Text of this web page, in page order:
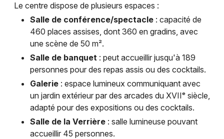
Magazine à Vannes
56 - Morbihan
Choisir mes départements
Le centre dispose de plusieurs espaces :
Salle de conférence/spectacle : capacité de
460 places assises, dont 360 en gradins, avec
une scène de 50 m².
Salle de banquet : peut accueillir jusqu'à 189
personnes pour des repas assis ou des cocktails.
Galerie : espace lumineux communiquant avec
un jardin extérieur par des arcades du XVIIᵉ siècle,
adapté pour des expositions ou des cocktails.
Salle de la Verrière : salle lumineuse pouvant
accueillir 45 personnes.